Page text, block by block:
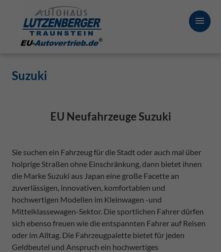
Suzuki
EU Neufahrzeuge Suzuki
Sie suchen ein Fahrzeug für die Stadt oder auch mal über
holprige Straßen ohne Einschränkung, dann bietet ihnen
die Marke Suzuki aus Japan eine große Facette an
zuverlässigen, innovativen, komfortablen und
hochwertigen Modellen im Kleinwagen -und
Mittelklassewagen-Sektor. Die sportlichen Fahrer dürfen
sich ebenso freuen wie die entspannten Fahrer auf Reisen
oder im Alltag. Die Fahrzeugpalette bietet für jeden
Geldbeutel und Anspruch ein hochwertiges